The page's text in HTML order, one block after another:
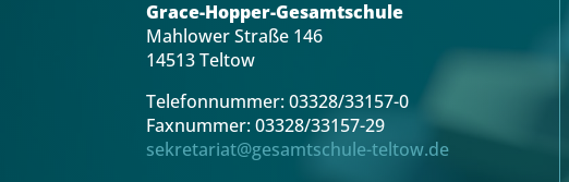
Grace-Hopper-Gesamtschule
Mahlower Straße 146
14513 Teltow
Telefonnummer: 03328/33157-0
Faxnummer: 03328/33157-29
sekretariat@gesamtschule-teltow.de